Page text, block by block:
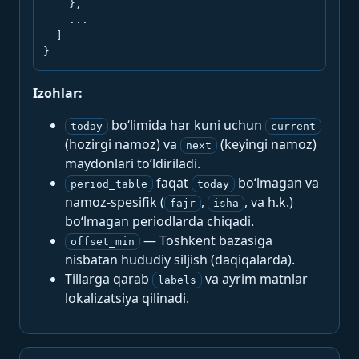
    },
    ...
}
Izohlar:
today bo‘limida har kuni uchun current
(hozirgi namoz) va next
(keyingi namoz)
maydonlari to‘ldiriladi.
period_table faqat today
bo‘lmagan va
namoz-spesifik ( fajr , isha , va h.k.)
bo‘lmagan periodlarda chiqadi.
offset_min
— Toshkent bazasiga
nisbatan hududiy siljish (daqiqalarda).
Tillarga qarab
labels
va ayrim matnlar
lokalizatsiya qilinadi.